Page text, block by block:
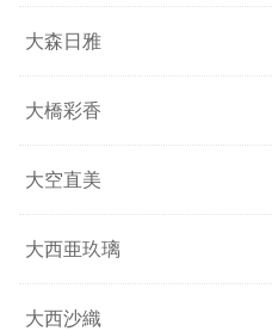
大森日雅
大橋彩香
大空直美
大西亜玖璃
大西沙織